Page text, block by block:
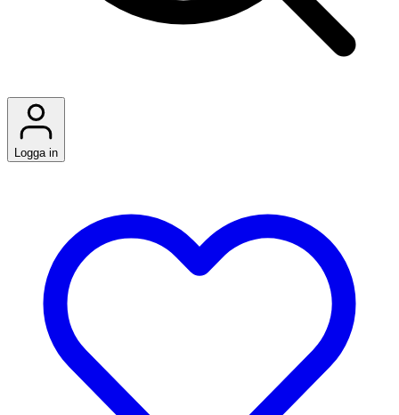
Logga in